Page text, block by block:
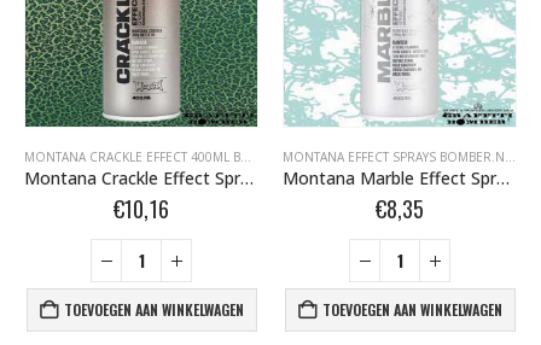
MONTANA CRACKLE EFFECT 400ML BOMBER.NL ,MONTANA EFFECT SPRAYS BOMBER.NL
Montana Crackle Effect Spray EC 6000 Platina Green RAL 6000 400 ml 418457
€10,16
TOEVOEGEN AAN WINKELWAGEN
MONTANA EFFECT SPRAYS BOMBER.NL,
Montana Marble Effect Spray EM 6100 Pastel Green 400 ml 522826
€8,35
TOEVOEGEN AAN WINKELWAGEN